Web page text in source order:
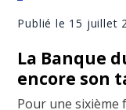
Publié le 15 juillet
La Banque
encore son
Pour une sixième